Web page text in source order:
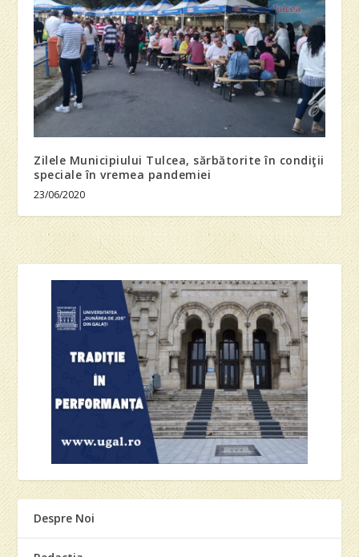
Zilele Municipiului Tulcea, sărbătorite în condiţii
speciale în vremea pandemiei
23/06/2020
Despre Noi